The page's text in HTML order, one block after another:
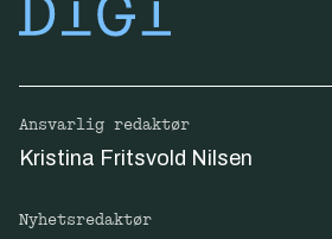
Ansvarlig redaktør
Kristina Fritsvold Nilsen
Nyhetsredaktør